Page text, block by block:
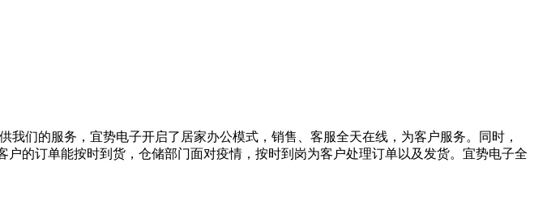
们的服务，宜势电子开启了居家办公模式，销售、客服全天在线，为客户服务。同时，
的订单能按时到货，仓储部门面对疫情，按时到岗为客户处理订单以及发货。宜势电子全